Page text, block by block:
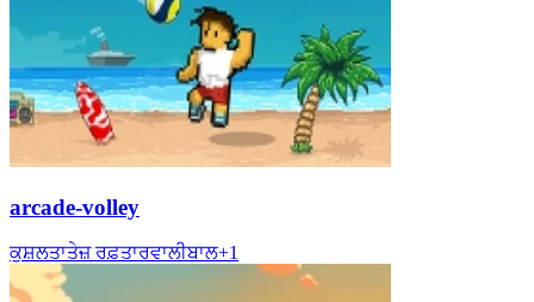
arcade-volley
ਕੁਸ਼ਲਤਾਤੇਜ਼ ਰਫ਼ਤਾਰਵਾਲੀਬਾਲ+1